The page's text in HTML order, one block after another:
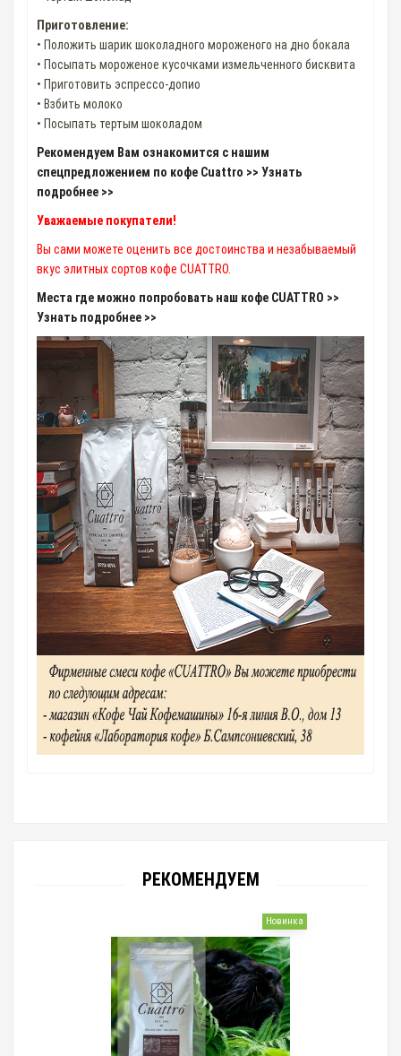
Приготовление:
• Положить шарик шоколадного мороженого на дно бокала
• Посыпать мороженое кусочками измельченного бисквита
• Приготовить эспрессо-допио
• Взбить молоко
• Посыпать тертым шоколадом
Рекомендуем Вам ознакомится с нашим
спецпредложением по кофе Cuattro >> Узнать
подробнее >>
Уважаемые покупатели!
Вы сами можете оценить все достоинства и незабываемый
вкус элитных сортов кофе CUATTRO.
Места где можно попробовать наш кофе CUATTRO >>
Узнать подробнее >>
РЕКОМЕНДУЕМ
Новинка